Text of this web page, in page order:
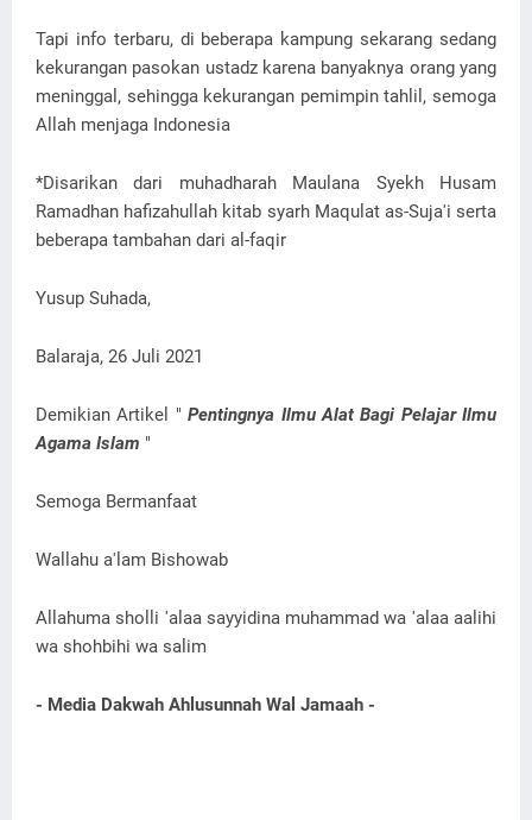
Tapi info terbaru, di beberapa kampung sekarang sedang
kekurangan pasokan ustadz karena banyaknya orang yang
meninggal, sehingga kekurangan pemimpin tahlil, semoga
Allah menjaga Indonesia
*Disarikan dari muhadharah Maulana Syekh Husam
Ramadhan hafizahullah kitab syarh Maqulat as-Suja'i serta
beberapa tambahan dari al-faqir
Yusup Suhada,
Balaraja, 26 Juli 2021
Demikian Artikel "Pentingnya Ilmu Alat Bagi Pelajar Ilmu
Agama Islam "
Semoga Bermanfaat
Wallahu a'lam Bishowab
Allahuma sholli 'alaa sayyidina muhammad wa 'alaa aalihi
wa shohbihi wa salim
- Media Dakwah Ahlusunnah Wal Jamaah -